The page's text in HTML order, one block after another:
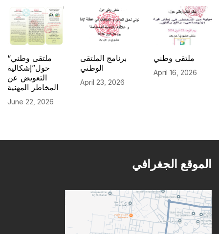
“ملتقى وطني
حول”إشكالية
التعويض عن
المخاطر المهنية
June 22, 2026
برنامج الملتقى
الوطني
April 23, 2026
ملتقى وطني
April 16, 2026
الموقع الجغرافي